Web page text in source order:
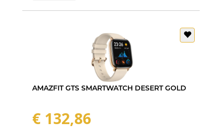
AMAZFIT GTS SMARTWATCH DESERT GOLD
€ 132,86